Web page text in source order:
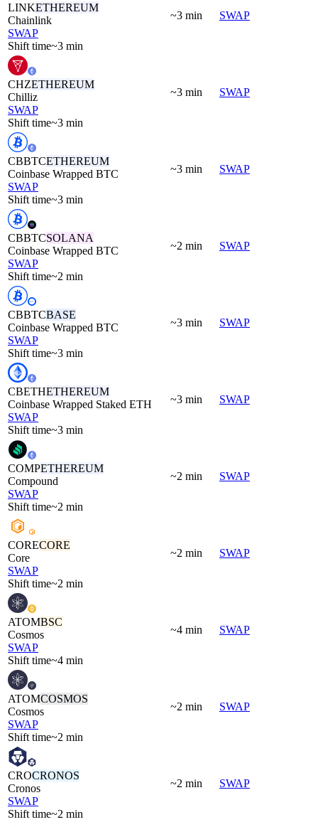
LINKETHEREUM
Chainlink
SWAP
Shift time~3 min
~3 min SWAP
CHZETHEREUM
Chilliz
SWAP
Shift time~3 min
~3 min SWAP
CBBTCETHEREUM
Coinbase Wrapped BTC
SWAP
Shift time~3 min
~3 min SWAP
CBBTCSOLANA
Coinbase Wrapped BTC
SWAP
Shift time~2 min
~2 min SWAP
CBBTCBASE
Coinbase Wrapped BTC
SWAP
Shift time~3 min
~3 min SWAP
CBETHETHEREUM
Coinbase Wrapped Staked ETH
SWAP
Shift time~3 min
~3 min SWAP
COMPETHEREUM
Compound
SWAP
Shift time~2 min
~2 min SWAP
CORECORE
Core
SWAP
Shift time~2 min
~2 min SWAP
ATOMBSC
Cosmos
SWAP
Shift time~4 min
~4 min SWAP
ATOMCOSMOS
Cosmos
SWAP
Shift time~2 min
~2 min SWAP
CROCRONOS
Cronos
SWAP
Shift time~2 min
~2 min SWAP